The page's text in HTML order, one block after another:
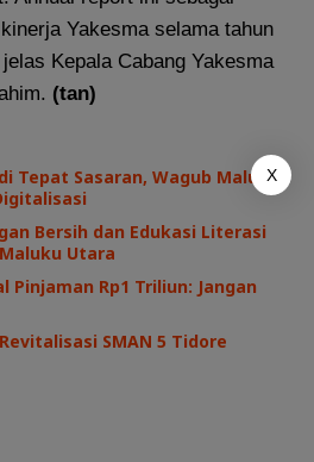
Yakesma selama tahun
Kepala Cabang Yakesma
(tan)
Tepat Sasaran, Wagub Malut
Bersih dan Edukasi Literasi
Utara
Pinjaman Rp1 Triliun: Jangan
SMAN 5 Tidore
X